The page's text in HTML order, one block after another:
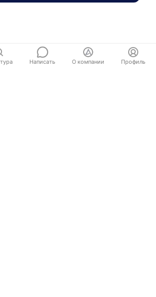
Написать О компании Профиль